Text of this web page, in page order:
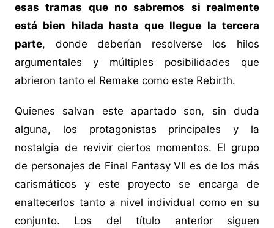
esas tramas que no sabremos si realmente
está bien hilada hasta que llegue la tercera
parte, donde deberían resolverse los hilos
argumentales y múltiples posibilidades que
abrieron tanto el Remake como este Rebirth.
Quienes salvan este apartado son, sin duda
alguna, los protagonistas principales y la
nostalgia de revivir ciertos momentos. El grupo
de personajes de Final Fantasy VII es de los más
carismáticos y este proyecto se encarga de
enaltecerlos tanto a nivel individual como en su
conjunto. Los del título anterior siguen